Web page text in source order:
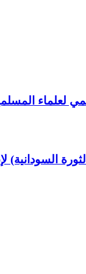
لعلماء